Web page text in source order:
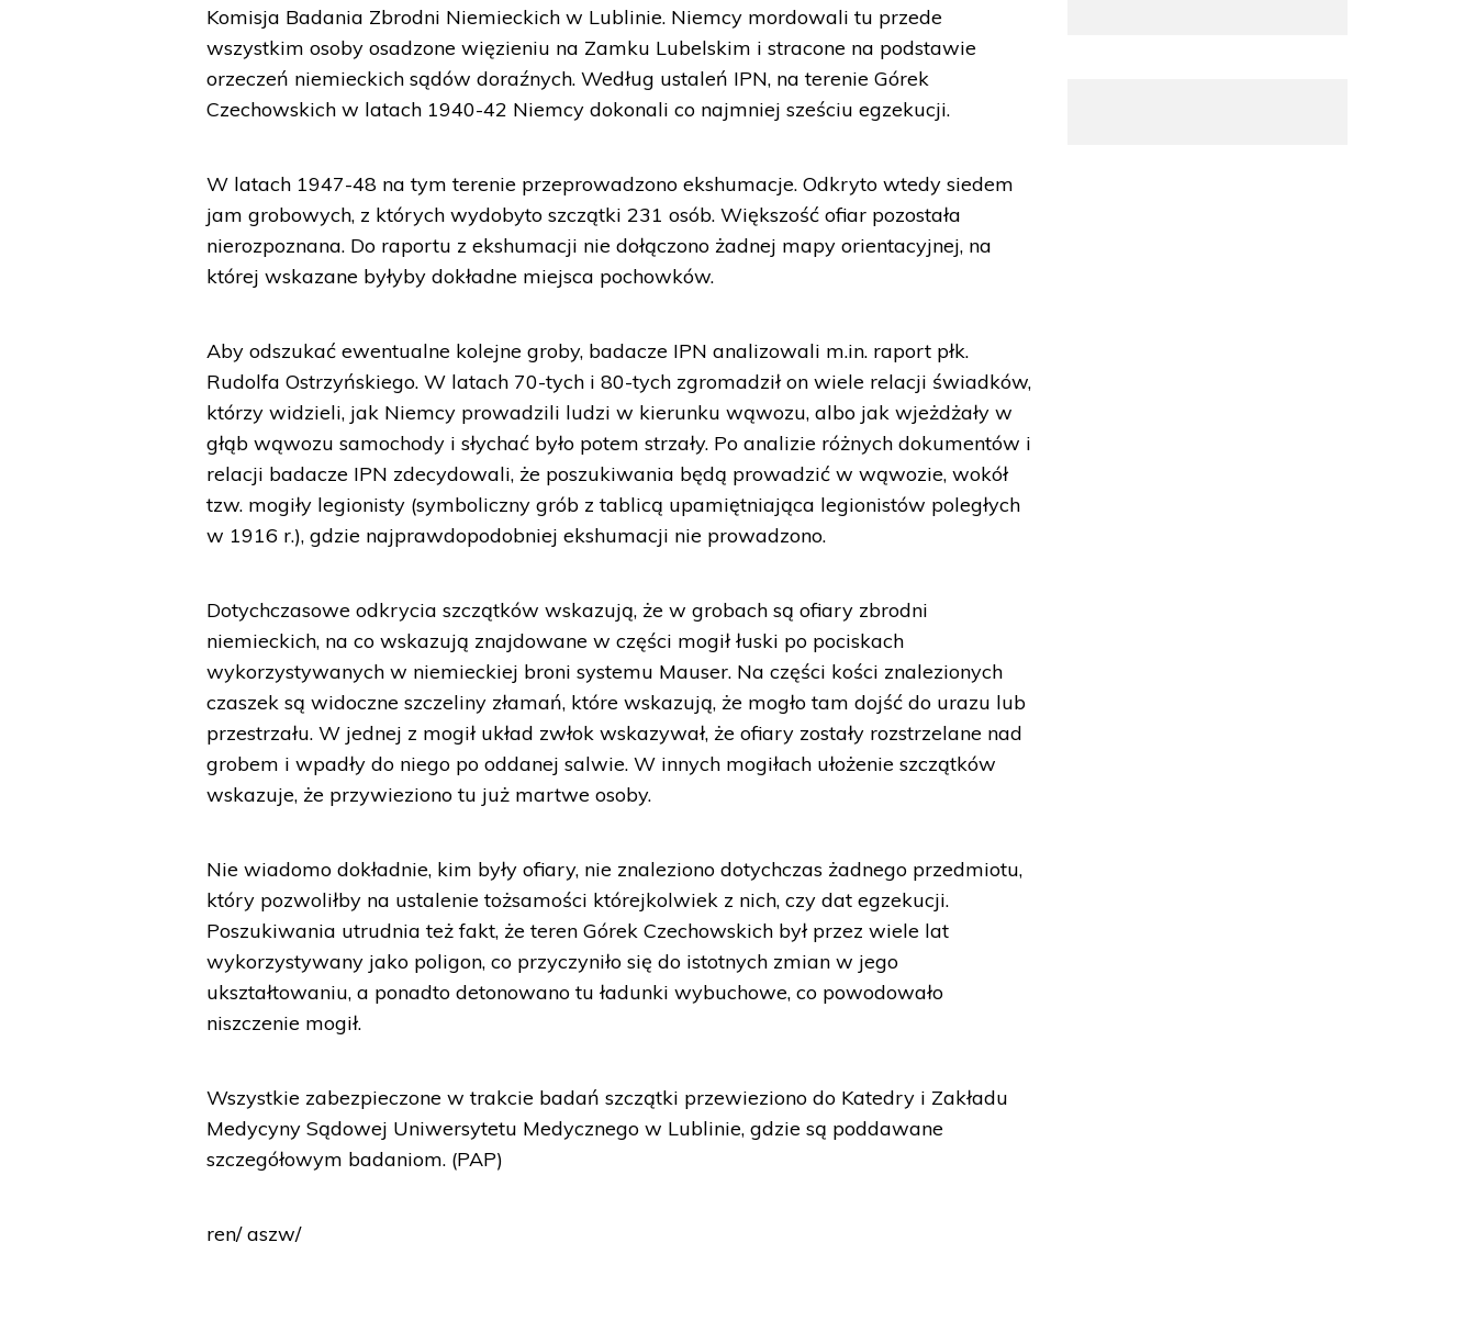
Komisja Badania Zbrodni Niemieckich w Lublinie. Niemcy mordowali tu przede
wszystkim osoby osadzone więzieniu na Zamku Lubelskim i stracone na podstawie
orzeczeń niemieckich sądów doraźnych. Według ustaleń IPN, na terenie Górek
Czechowskich w latach 1940-42 Niemcy dokonali co najmniej sześciu egzekucji.
W latach 1947-48 na tym terenie przeprowadzono ekshumacje. Odkryto wtedy siedem
jam grobowych, z których wydobyto szczątki 231 osób. Większość ofiar pozostała
nierozpoznana. Do raportu z ekshumacji nie dołączono żadnej mapy orientacyjnej, na
której wskazane byłyby dokładne miejsca pochowków.
Aby odszukać ewentualne kolejne groby, badacze IPN analizowali m.in. raport płk.
Rudolfa Ostrzyńskiego. W latach 70-tych i 80-tych zgromadził on wiele relacji świadków,
którzy widzieli, jak Niemcy prowadzili ludzi w kierunku wąwozu, albo jak wjeżdżały w
głąb wąwozu samochody i słychać było potem strzały. Po analizie różnych dokumentów i
relacji badacze IPN zdecydowali, że poszukiwania będą prowadzić w wąwozie, wokół
tzw. mogiły legionisty (symboliczny grób z tablicą upamiętniająca legionistów poległych
w 1916 r.), gdzie najprawdopodobniej ekshumacji nie prowadzono.
Dotychczasowe odkrycia szczątków wskazują, że w grobach są ofiary zbrodni
niemieckich, na co wskazują znajdowane w części mogił łuski po pociskach
wykorzystywanych w niemieckiej broni systemu Mauser. Na części kości znalezionych
czaszek są widoczne szczeliny złamań, które wskazują, że mogło tam dojść do urazu lub
przestrzału. W jednej z mogił układ zwłok wskazywał, że ofiary zostały rozstrzelane nad
grobem i wpadły do niego po oddanej salwie. W innych mogiłach ułożenie szczątków
wskazuje, że przywieziono tu już martwe osoby.
Nie wiadomo dokładnie, kim były ofiary, nie znaleziono dotychczas żadnego przedmiotu,
który pozwoliłby na ustalenie tożsamości którejkolwiek z nich, czy dat egzekucji.
Poszukiwania utrudnia też fakt, że teren Górek Czechowskich był przez wiele lat
wykorzystywany jako poligon, co przyczyniło się do istotnych zmian w jego
ukształtowaniu, a ponadto detonowano tu ładunki wybuchowe, co powodowało
niszczenie mogił.
Wszystkie zabezpieczone w trakcie badań szczątki przewieziono do Katedry i Zakładu
Medycyny Sądowej Uniwersytetu Medycznego w Lublinie, gdzie są poddawane
szczegółowym badaniom. (PAP)
ren/ aszw/